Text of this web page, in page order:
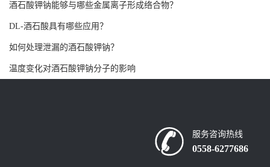
系
方
酒石酸钾钠能够与哪些金属离子形成络合物？
DL-酒石酸具有哪些应用？
如何处理泄漏的酒石酸钾钠？
温度变化对酒石酸钾钠分子的影响
服务咨询热线
0558-6277686